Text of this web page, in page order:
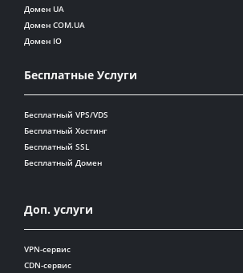
Домен UA
Домен COM.UA
Домен IO
Бесплатные Услуги
Бесплатный VPS/VDS
Бесплатный Хостинг
Бесплатный SSL
Бесплатный Домен
Доп. услуги
VPN-сервис
CDN-сервис